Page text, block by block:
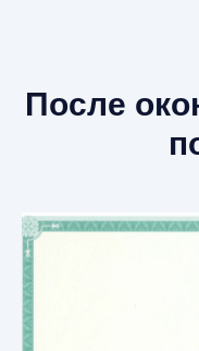
После